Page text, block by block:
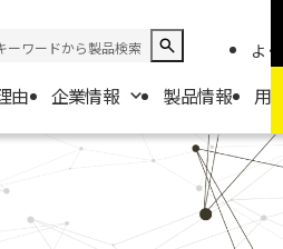
よ
由 企業情報
情報
社概要
製品情報 用